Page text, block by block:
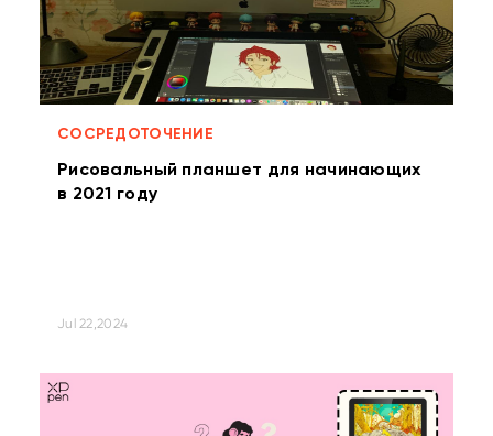
СОСРЕДОТОЧЕНИЕ
Рисовальный планшет для начинающих
в 2021 году
Jul 22,2024